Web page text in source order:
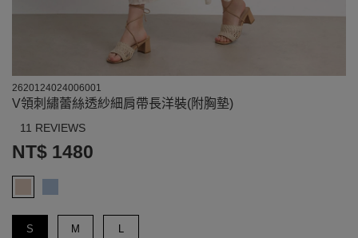
2620124024006001
V領刺繡蕾絲透紗細肩帶長洋裝(附胸墊)
11 REVIEWS
NT$ 1480
S M L